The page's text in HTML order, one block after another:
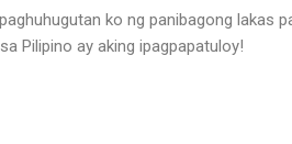
ko ng panibagong lakas
Pilipino ay aking ipagpapatuloy!